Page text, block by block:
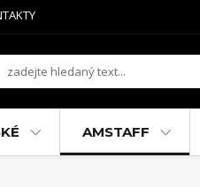
AMSTAFF